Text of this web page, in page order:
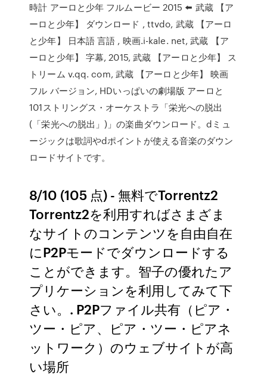
時計 アーロと少年 フルムービー 2015 ⬅️ 武蔵 【ア
ーロと少年】 ダウンロード , ttvdo, 武蔵 【アーロ
と少年】 日本語 言語 , 映画.i-kale. net, 武蔵 【ア
ーロと少年】 字幕, 2015, 武蔵 【アーロと少年】 ス
トリーム v.qq. com, 武蔵 【アーロと少年】 映画
フル バージョン, HDいっぱいの劇場版 アーロと
101ストリングス・オーケストラ「栄光への脱出
(「栄光への脱出」)」の楽曲ダウンロード。dミュ
ージックは歌詞やdポイントが使える音楽のダウン
ロードサイトです。
8/10 (105 点) - 無料でTorrentz2
Torrentz2を利用すればさまざま
なサイトのコンテンツを自由自在
にP2Pモードでダウンロードする
ことができます。智子の優れたア
プリケーションを利用してみて下
さい。. P2Pファイル共有（ピア・
ツー・ピア、ピア・ツー・ピアネ
ットワーク）のウェブサイトが高
い場所